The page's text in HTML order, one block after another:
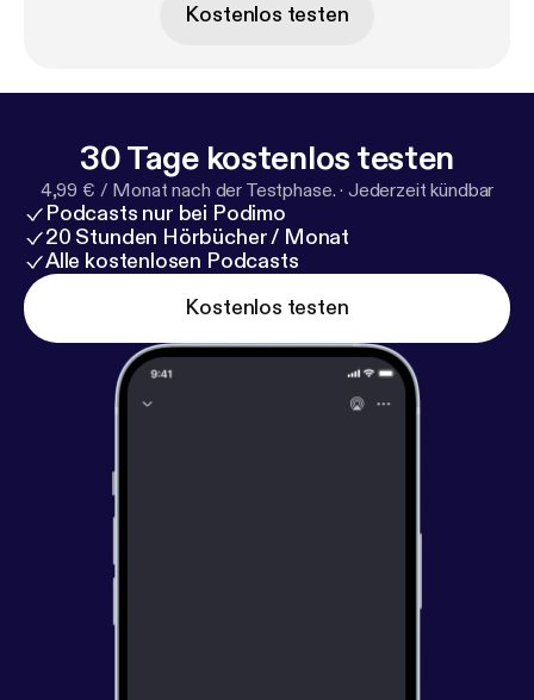
Let You Go [Fokuz] Elixr - Change Your Ways [CKostenlos testen
30 Tage kostenlos testen
4,99 € / Monat nach der Testphase. · Jederzeit kündbar
Podcasts nur bei Podimo
20 Stunden Hörbücher / Monat
Alle kostenlosen Podcasts
Kostenlos testen